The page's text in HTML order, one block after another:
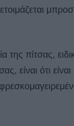
της πίτσας,
είναι ότι